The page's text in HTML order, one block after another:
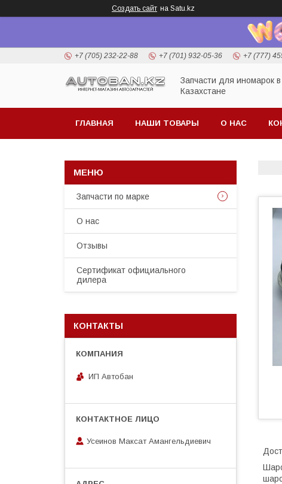
Создать сайт на Satu.kz
+7 (705) 232-22-88 +7 (701) 932-05-36 +7 (777)
Запчасти для иномарок в
Казахстане
ГЛАВНАЯ НАШИ ТОВАРЫ О НАС
Запчасти по марке
О нас
Отзывы
Сертификат официального
дилера
КОНТАКТЫ
ИП Автобан
Усеинов Максат Амангельдиевич